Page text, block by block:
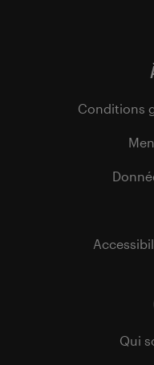
Conditions
Qui